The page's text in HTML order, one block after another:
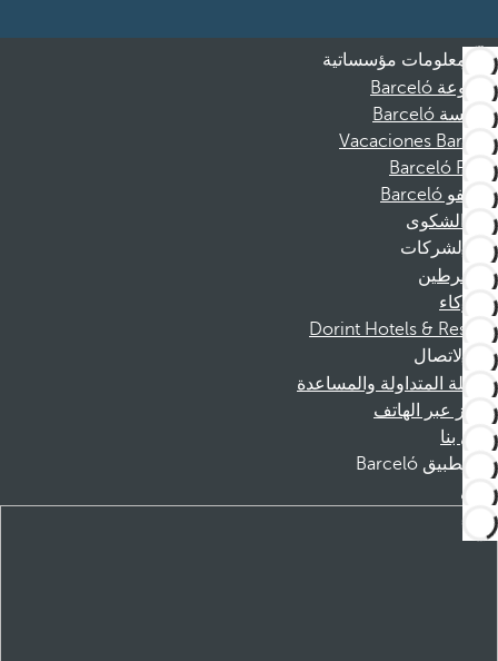
معلومات مؤسساتية
مجموعة Barceló
مؤسسة Barceló
Vacaciones Barceló
Barceló Films
موظفو Barceló
قناة الشكوى
الشركات
المنخرطين
الشركاء
Dorint Hotels & Resorts
الاتصال
الأسئلة المتداولة والمساعدة
الحجز عبر الهاتف
اتصل بنا
تطبيق Barceló
تنزيل